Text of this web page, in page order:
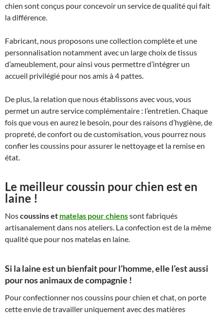
chien sont conçus pour concevoir un service de qualité qui fait
la différence.
Fabricant, nous proposons une collection complète et une
personnalisation notamment avec un large choix de tissus
d’ameublement, pour ainsi vous permettre d’intégrer un
accueil privilégié pour nos amis à 4 pattes.
De plus, la relation que nous établissons avec vous, vous
permet un autre service complémentaire : l’entretien. Chaque
fois que vous en aurez le besoin, pour des raisons d’hygiène, de
propreté, de confort ou de customisation, vous pourrez nous
confier les coussins pour assurer le nettoyage et la remise en
état.
Le meilleur coussin pour chien est en
laine !
Noscoussins et matelas pour chienssont fabriqués
artisanalement dans nos ateliers. La confection est de la même
qualité que pour nos matelas en laine.
Si la laine est un bienfait pour l’homme, elle l’est aussi
pour nos animaux de compagnie !
Pour confectionner nos coussins pour chien et chat, on porte
cette envie de travailler uniquement avec des matières